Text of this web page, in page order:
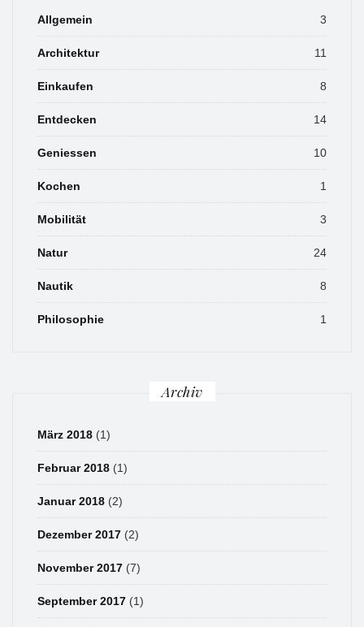
Allgemein 3
Architektur 11
Einkaufen 8
Entdecken 14
Geniessen 10
Kochen 1
Mobilität 3
Natur 24
Nautik 8
Philosophie 1
Archiv
März 2018 (1)
Februar 2018 (1)
Januar 2018 (2)
Dezember 2017 (2)
November 2017 (7)
September 2017 (1)